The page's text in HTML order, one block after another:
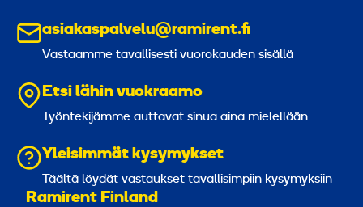
asiakaspalvelu@ramirent.fi
Vastaamme tavallisesti vuorokauden sisällä
Etsi lähin vuokraamo
Työntekijämme auttavat sinua aina mielellään
Yleisimmät kysymykset
Täältä löydät vastaukset tavallisimpiin kysymyksiin
Ramirent Finland